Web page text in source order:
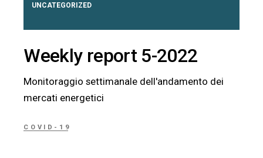
UNCATEGORIZED
Weekly report 5-2022
Monitoraggio settimanale dell'andamento dei
mercati energetici
COVID-19